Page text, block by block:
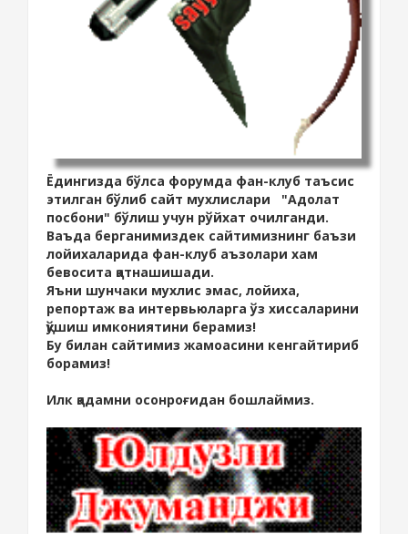
Ёдингизда бўлса форумда фан-клуб таъсис
этилган бўлиб сайт мухлислари "Адолат
посбони" бўлиш учун рўйхат очилганди.
Ваъда берганимиздек сайтимизнинг баъзи
лойихаларида фан-клуб аъзолари хам
бевосита қатнашишади.
Яъни шунчаки мухлис эмас, лойиха,
репортаж ва интервьюларга ўз хиссаларини
қўшиш имкониятини берамиз!
Бу билан сайтимиз жамоасини кенгайтириб
борамиз!
Илк қадамни осонроғидан бошлаймиз.